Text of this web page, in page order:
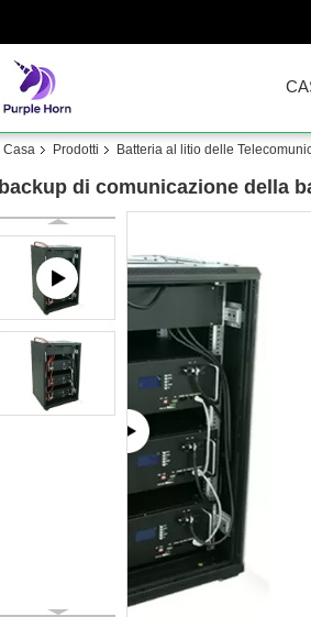
Casa Prodotti Batteria al litio delle
backup di comunicazione della